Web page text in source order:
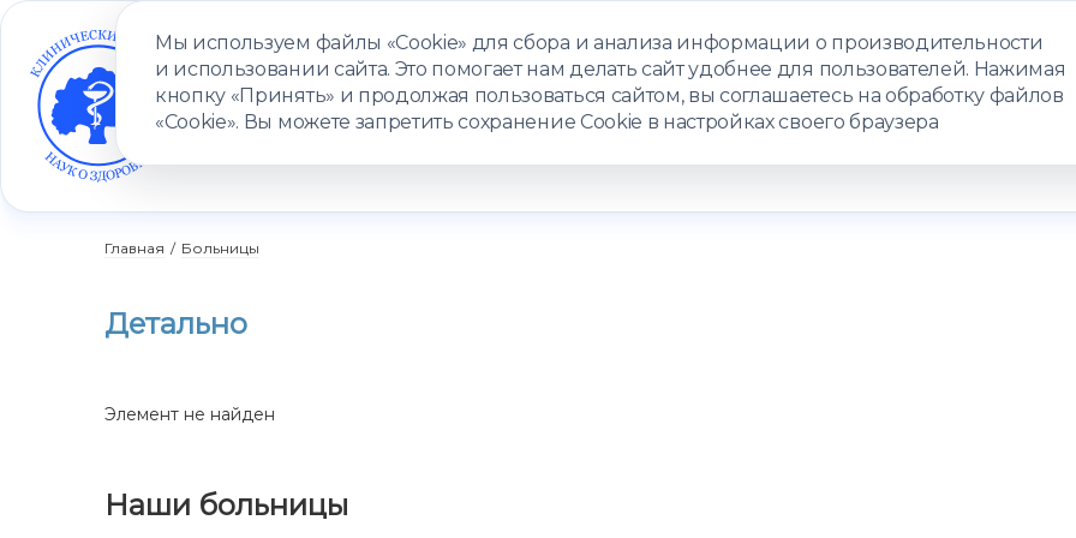
Мы используем файлы «Cookie» для сбора и анализа информации о производительности
и использовании сайта. Это помогает нам делать сайт удобнее для пользователей. Нажимая
кнопку «Принять» и продолжая пользоваться сайтом, вы соглашаетесь на обработку файлов
«Cookie». Вы можете запретить сохранение Cookie в настройках своего браузера
ЗАПИСАТЬСЯ
Главная / Больницы
Детально
Элемент не найден
Наши больницы